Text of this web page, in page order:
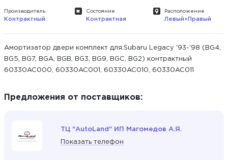
Производитель
Контрактный
Состояние
Контрактная
Расположение
Левый+Правый
Амортизатор двери комплект для:Subaru Legacy '93-'98 (BG4,
BG5, BG7, BGA, BGB, BG3, BG9, BGC, BG2) контрактный
60330AC000, 60330AC001, 60330AC010, 60330AC011
Предложения от поставщиков:
ТЦ "AutoLand" ИП Магомедов А.Я.
Показать телефон